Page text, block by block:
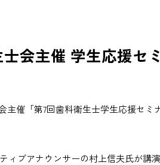
士会主催 学生応援セ
主催「第7回歯科衛生士学生応援セミ
ィブアナウンサーの村上信夫氏が講演